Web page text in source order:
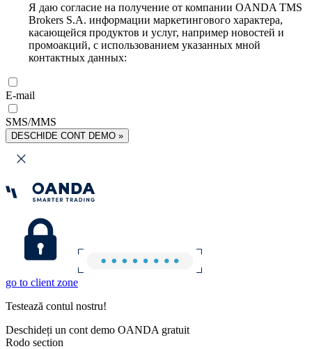
Я даю согласие на получение от компании OANDA TMS
Brokers S.A. информации маркетингового характера,
касающейся продуктов и услуг, например новостей и
промоакций, с использованием указанных мной
контактных данных:
E-mail
SMS/MMS
DESCHIDE CONT DEMO »
go to client zone
Testează contul nostru!
Deschideți un cont demo OANDA gratuit
Rodo section